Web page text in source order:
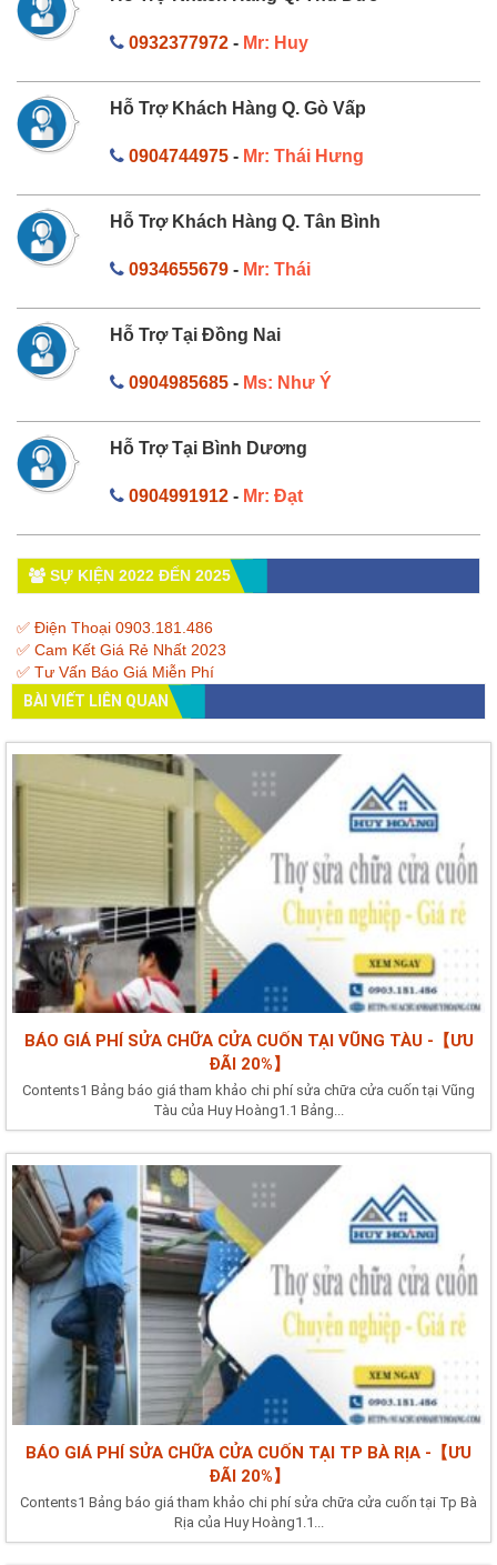
0932377972- Mr: Huy
Hỗ Trợ Khách Hàng Q. Gò Vấp
0904744975- Mr: Thái Hưng
Hỗ Trợ Khách Hàng Q. Tân Bình
0934655679- Mr: Thái
Hỗ Trợ Tại Đồng Nai
0904985685- Ms: Như Ý
Hỗ Trợ Tại Bình Dương
0904991912- Mr: Đạt
SỰ KIỆN 2022 ĐẾN 2025
✅ Điện Thoại 0903.181.486
✅ Cam Kết Giá Rẻ Nhất 2023
✅ Tư Vấn Báo Giá Miễn Phí
BÀI VIẾT LIÊN QUAN
BÁO GIÁ PHÍ SỬA CHỮA CỬA CUỐN TẠI VŨNG TÀU -【ƯU
ĐÃI 20%】
Contents1 Bảng báo giá tham khảo chi phí sửa chữa cửa cuốn tại Vũng
Tàu của Huy Hoàng1.1 Bảng...
BÁO GIÁ PHÍ SỬA CHỮA CỬA CUỐN TẠI TP BÀ RỊA -【ƯU
ĐÃI 20%】
Contents1 Bảng báo giá tham khảo chi phí sửa chữa cửa cuốn tại Tp Bà
Rịa của Huy Hoàng1.1...